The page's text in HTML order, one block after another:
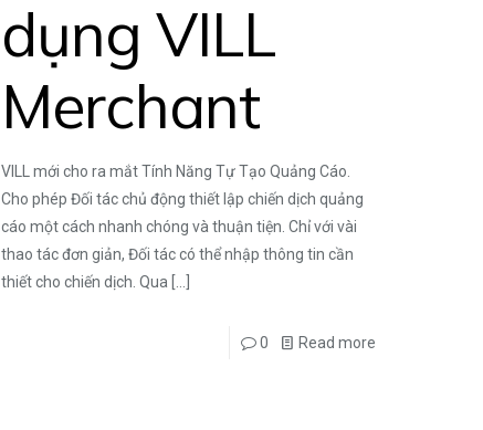
dụng VILL
Merchant
VILL mới cho ra mắt Tính Năng Tự Tạo Quảng Cáo.
Cho phép Đối tác chủ động thiết lập chiến dịch quảng
cáo một cách nhanh chóng và thuận tiện. Chỉ với vài
thao tác đơn giản, Đối tác có thể nhập thông tin cần
thiết cho chiến dịch. Qua[…]
0 Read more